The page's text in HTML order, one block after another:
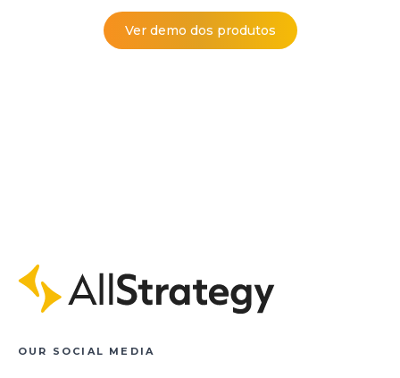
Ver demo dos produtos
OUR SOCIAL MEDIA